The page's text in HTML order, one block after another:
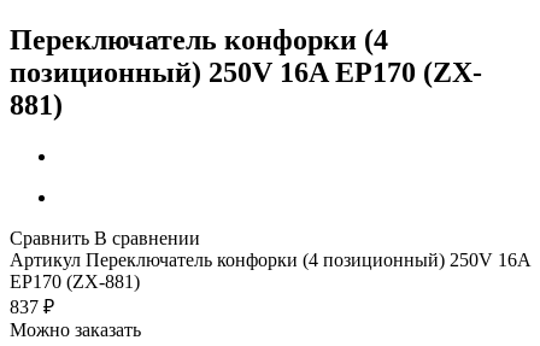
Переключатель конфорки (4
позиционный) 250V 16A EP170 (ZX-
881)
Сравнить В сравнении
Артикул Переключатель конфорки (4 позиционный) 250V 16A
EP170 (ZX-881)
837 ₽
Можно заказать